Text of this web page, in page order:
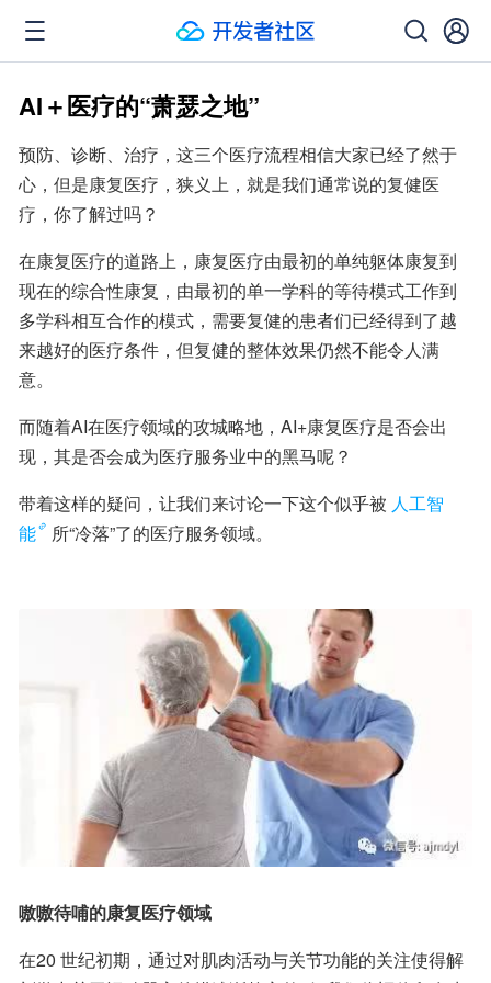
AI＋医疗的“萧瑟之地”
预防、诊断、治疗，这三个医疗流程相信大家已经了然于
心，但是康复医疗，狭义上，就是我们通常说的复健医
疗，你了解过吗？
在康复医疗的道路上，康复医疗由最初的单纯躯体康复到
现在的综合性康复，由最初的单一学科的等待模式工作到
多学科相互合作的模式，需要复健的患者们已经得到了越
来越好的医疗条件，但复健的整体效果仍然不能令人满
意。
而随着AI在医疗领域的攻城略地，AI+康复医疗是否会出
现，其是否会成为医疗服务业中的黑马呢？
带着这样的疑问，让我们来讨论一下这个似乎被 人工智
能
所“冷落”了的医疗服务领域。
嗷嗷待哺的康复医疗领域
在20 世纪初期，通过对肌肉活动与关节功能的关注使得解